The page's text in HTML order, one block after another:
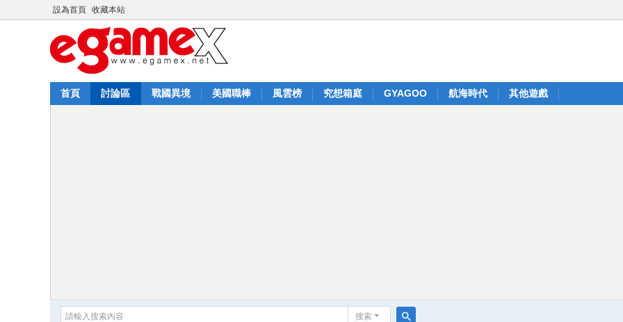
設為首頁 收藏本站
首頁 討論區 戰國異境 美國職棒 風雲榜 究想箱庭 GYAGOO 航海時代 其他遊戲
搜索